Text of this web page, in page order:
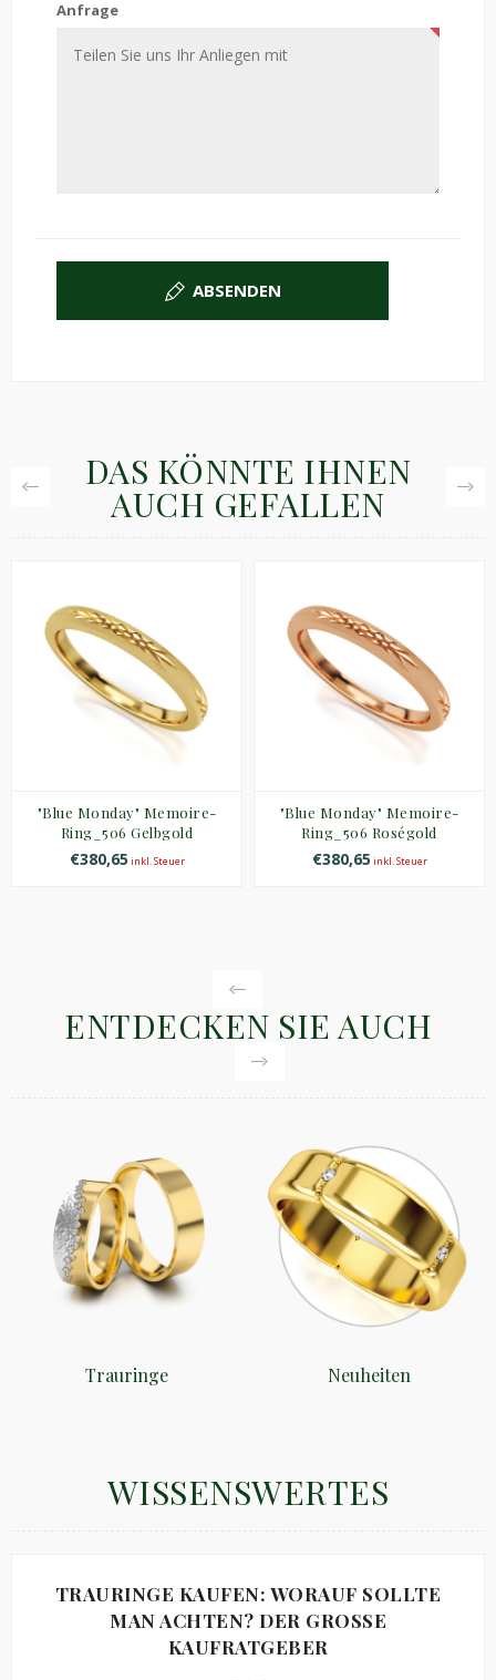
Anfrage
ABSENDEN
DAS KÖNNTE IHNEN
AUCH GEFALLEN
"Blue Monday" Memoire-
Ring_506 Gelbgold
€380,65 inkl. Steuer
"Blue Monday" Memoire-
Ring_506 Roségold
€380,65 inkl. Steuer
ENTDECKEN SIE AUCH
Trauringe Neuheiten
WISSENSWERTES
TRAURINGE KAUFEN: WORAUF SOLLTE
MAN ACHTEN? DER GROSSE K
AUFRATGEBER